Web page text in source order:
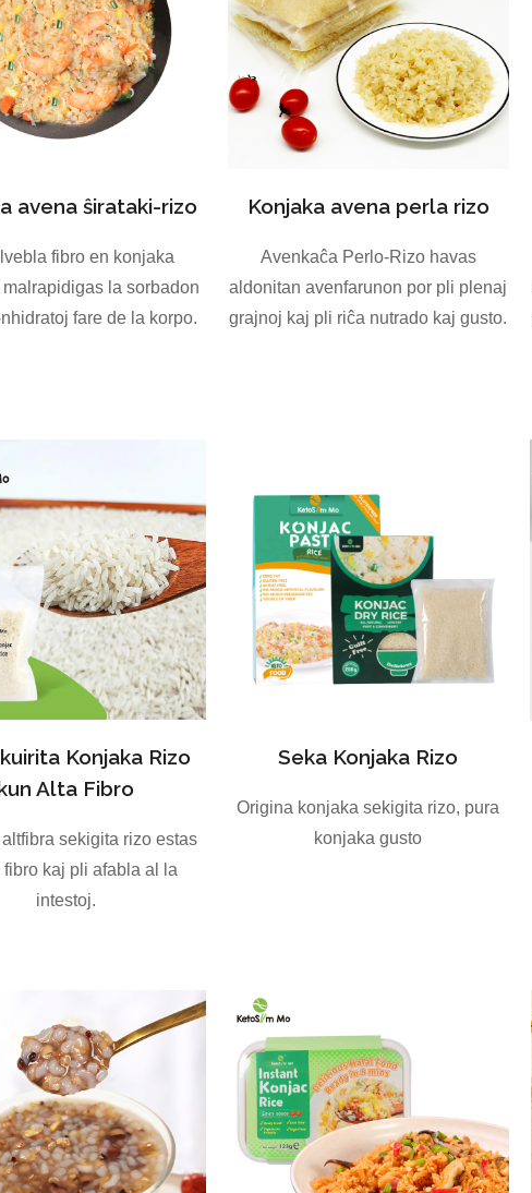
avena ŝirataki-rizo
fibro en konjaka
la sorbadon
fare de la korpo.
Konjaka avena perla rizo
Avenkaĉa Perlo-Rizo havas
aldonitan avenfarunon por pli plenaj
grajnoj kaj pli riĉa nutrado kaj gusto.
Konjaka Rizo
Alta Fibro
sekigita rizo estas
fibro kaj pli afabla al la
intestoj.
Seka Konjaka Rizo
Origina konjaka sekigita rizo, pura
konjaka gusto